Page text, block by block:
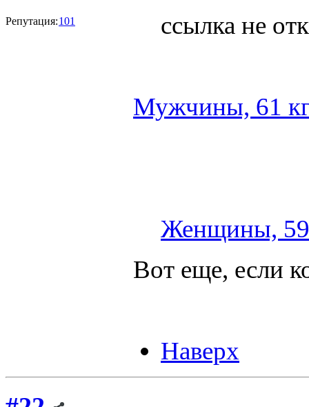
Репутация:101 ссылка не
Мужчины, 61
Женщины, 59
Вот еще, если
Наверх